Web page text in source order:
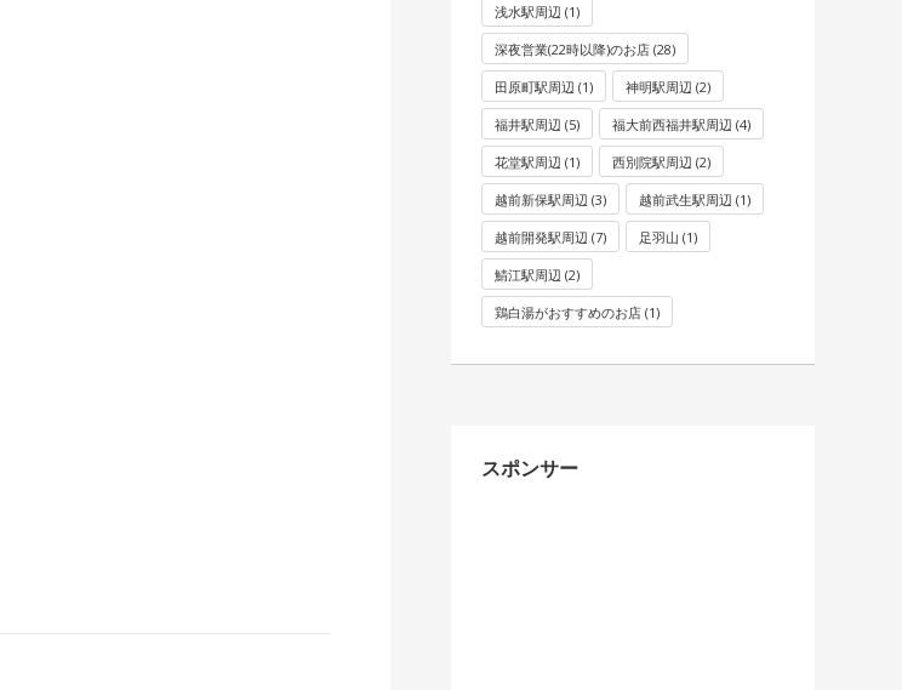
浅水駅周辺 (1)
深夜営業(22時以降)のお店 (28)
田原町駅周辺 (1) 神明駅周辺 (2)
福井駅周辺 (5) 福大前西福井駅周辺 (4)
花堂駅周辺 (1) 西別院駅周辺 (2)
越前新保駅周辺 (3) 越前武生駅周辺 (1)
越前開発駅周辺 (7) 足羽山 (1)
鯖江駅周辺 (2)
鶏白湯がおすすめのお店 (1)
スポンサー